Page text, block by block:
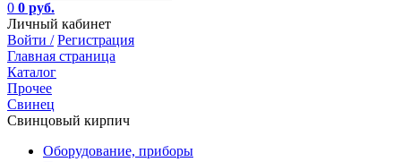
0 0 руб.
Личный кабинет
Войти / Регистрация
Главная страница
Каталог
Прочее
Свинец
Свинцовый кирпич
Оборудование, приборы